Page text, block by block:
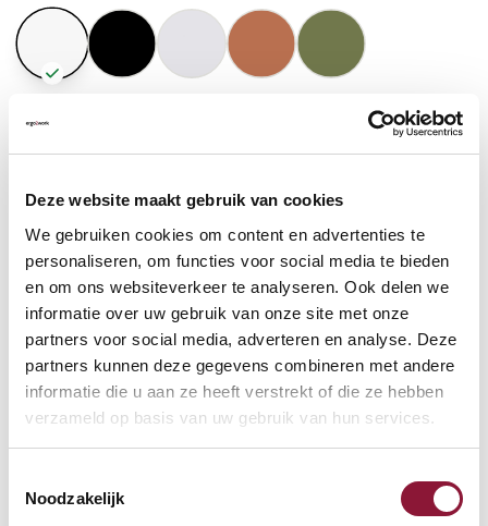
Deze website maakt gebruik van cookies
We gebruiken cookies om content en advertenties te
personaliseren, om functies voor social media te bieden
en om ons websiteverkeer te analyseren. Ook delen we
informatie over uw gebruik van onze site met onze
partners voor social media, adverteren en analyse. Deze
partners kunnen deze gegevens combineren met andere
informatie die u aan ze heeft verstrekt of die ze hebben
verzameld op basis van uw gebruik van hun services.
Noodzakelijk
FUSSRING ?
FUSSRING AUS POLIERTEM ALUMINIUM